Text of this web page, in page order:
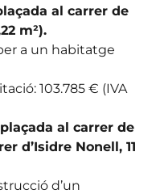
al carrer de
m²).
a un habitatge
103.785 € (IVA
al carrer de
d’Isidre Nonell, 11
d’un